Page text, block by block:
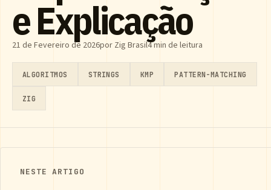
e Explicação
21 de Fevereiro de 2026por Zig Brasil4 min de leitura
ALGORITMOS STRINGS KMP PATTERN-MATCHING
ZIG
NESTE ARTIGO